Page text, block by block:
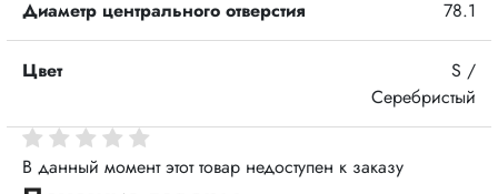
Диаметр центрального отверстия 78.1
Цвет
S /
Серебристый
В данный момент этот товар недоступен к заказу